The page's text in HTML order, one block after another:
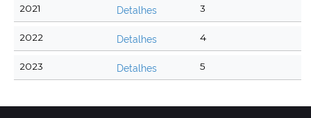
2021 Detalhes 3
2022 Detalhes 4
2023 Detalhes 5